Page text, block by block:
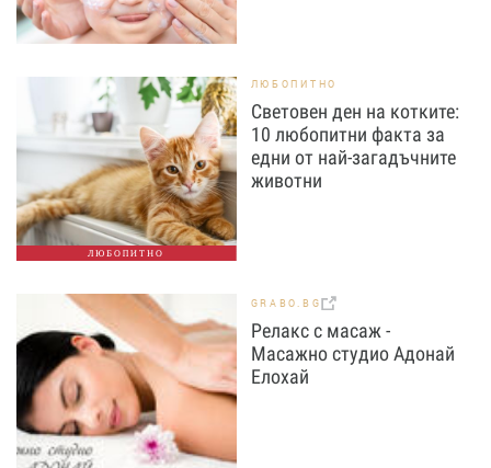
ЛЮБОПИТНО
ЛЮБОПИТНО
Световен ден на котките:
10 любопитни факта за
едни от най-загадъчните
животни
GRABO.BG
Релакс с масаж -
Масажно студио Адонай
Елохай